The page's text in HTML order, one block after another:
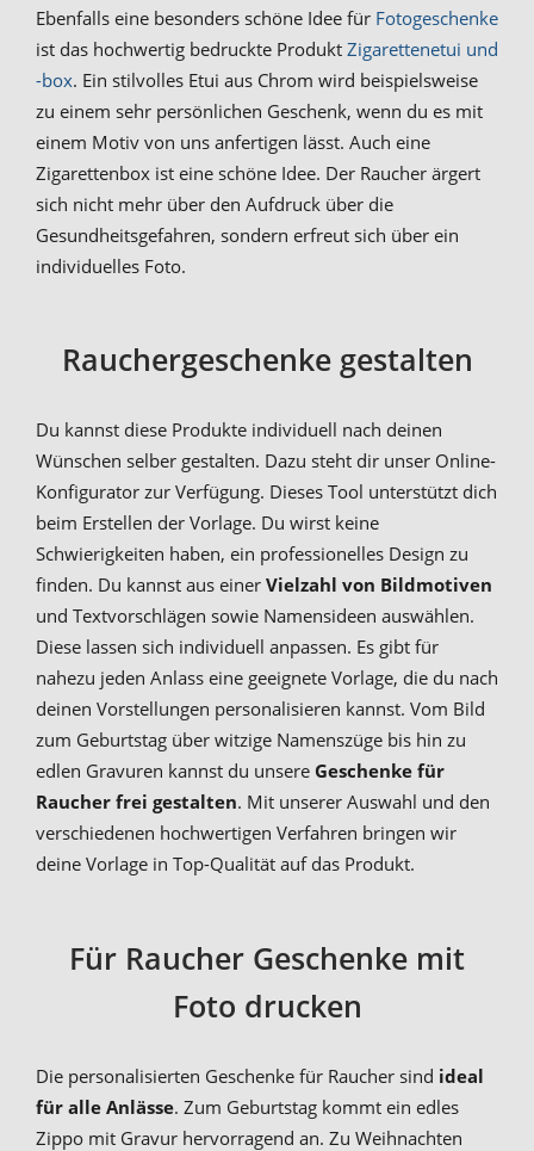
Ebenfalls eine besonders schöne Idee für Fotogeschenke
ist das hochwertig bedruckte Produkt Zigarettenetui und
-box. Ein stilvolles Etui aus Chrom wird beispielsweise
zu einem sehr persönlichen Geschenk, wenn du es mit
einem Motiv von uns anfertigen lässt. Auch eine
Zigarettenbox ist eine schöne Idee. Der Raucher ärgert
sich nicht mehr über den Aufdruck über die
Gesundheitsgefahren, sondern erfreut sich über ein
individuelles Foto.
Rauchergeschenke gestalten
Du kannst diese Produkte individuell nach deinen
Wünschen selber gestalten. Dazu steht dir unser Online-
Konfigurator zur Verfügung. Dieses Tool unterstützt dich
beim Erstellen der Vorlage. Du wirst keine
Schwierigkeiten haben, ein professionelles Design zu
finden. Du kannst aus einer Vielzahl von Bildmotiven
und Textvorschlägen sowie Namensideen auswählen.
Diese lassen sich individuell anpassen. Es gibt für
nahezu jeden Anlass eine geeignete Vorlage, die du nach
deinen Vorstellungen personalisieren kannst. Vom Bild
zum Geburtstag über witzige Namenszüge bis hin zu
edlen Gravuren kannst du unsere Geschenke für
Raucher frei gestalten. Mit unserer Auswahl und den
verschiedenen hochwertigen Verfahren bringen wir
deine Vorlage in Top-Qualität auf das Produkt.
Für Raucher Geschenke mit
Foto drucken
Die personalisierten Geschenke für Raucher sind ideal
für alle Anlässe. Zum Geburtstag kommt ein edles
Zippo mit Gravur hervorragend an. Zu Weihnachten